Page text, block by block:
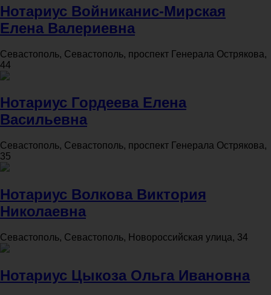
Нотариус Войниканис-Мирская
Елена Валериевна
Севастополь, Севастополь, проспект Генерала Острякова,
44
Нотариус Гордеева Елена
Васильевна
Севастополь, Севастополь, проспект Генерала Острякова,
35
Нотариус Волкова Виктория
Николаевна
Севастополь, Севастополь, Новороссийская улица, 34
Нотариус Цыкоза Ольга Ивановна